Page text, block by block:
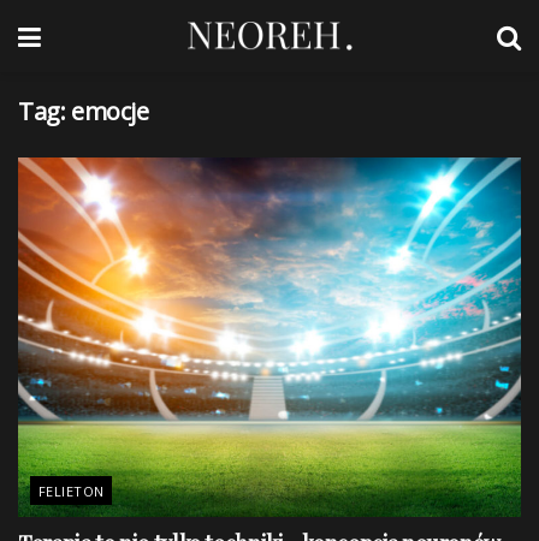
Tag: emocje
FELIETON